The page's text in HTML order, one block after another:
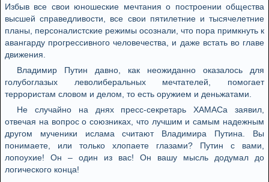
Избыв все свои юношеские мечтания о построении общества
высшей справедливости, все свои пятилетние и тысячелетние
планы, персоналистские режимы осознали, что пора примкнуть к
авангарду прогрессивного человечества, и даже встать во главе
движения.
Владимир Путин давно, как неожиданно оказалось для
голубоглазых леволиберальных мечтателей, помогает
террористам словом и делом, то есть оружием и деньжатами.
Не случайно на днях пресс-секретарь ХАМАСа заявил,
отвечая на вопрос о союзниках, что лучшим и самым надежным
другом мученики ислама считают Владимира Путина. Вы
понимаете, или только хлопаете глазами? Путин с вами,
лопоухие! Он – один из вас! Он вашу мысль додумал до
логического конца!